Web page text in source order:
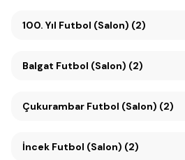
100. Yıl Futbol (Salon) (2)
Balgat Futbol (Salon) (2)
Çukurambar Futbol (Salon) (2)
İncek Futbol (Salon) (2)